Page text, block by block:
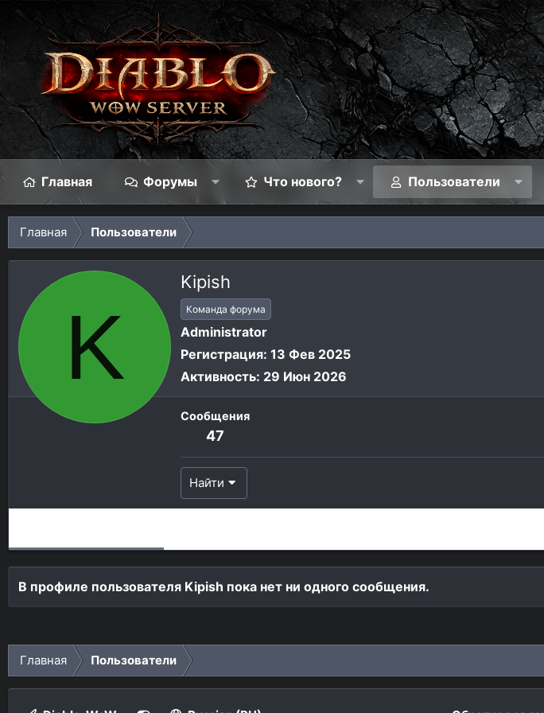
Главная Форумы Что нового? Пользователи
Главная Пользователи
K
Kipish
Команда форума
Administrator
Регистрация 13 Фев 2025
Активность 29 Июн 2026
Сообщения
47
Найти
В профиле пользователя Kipish пока нет ни одного сообщения.
Главная Пользователи